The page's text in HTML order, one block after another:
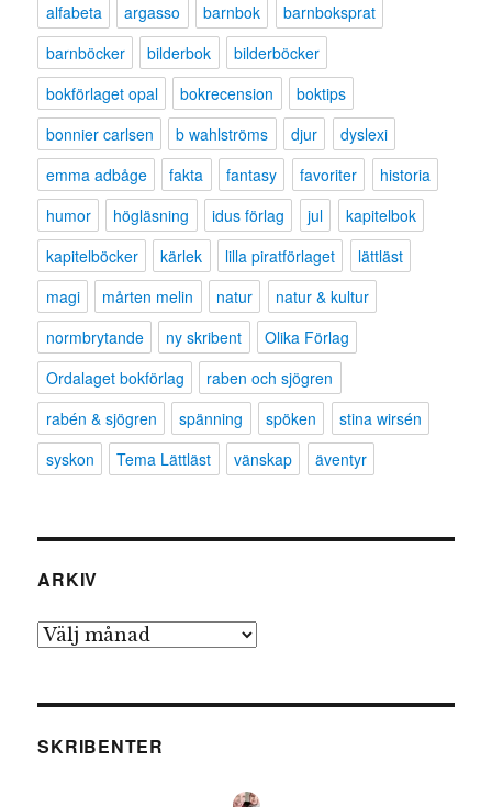
alfabeta argasso barnbok
barnboksprat
barnböcker
bilderbok
bilderböcker
bokförlaget opal
bokrecension
boktips
bonnier carlsen
b wahlströms djur
dyslexi
emma adbåge
fakta fantasy favoriter
historia
humor
högläsning idus förlag jul
kapitelbok
kapitelböcker
kärlek lilla piratförlaget
lättläst
magi
mårten melin natur
natur & kultur
normbrytande
ny skribent
Olika Förlag
Ordalaget bokförlag
raben och sjögren
rabén & sjögren
spänning spöken
stina wirsén
syskon
Tema Lättläst vänskap äventyr
ARKIV
Arkiv
SKRIBENTER